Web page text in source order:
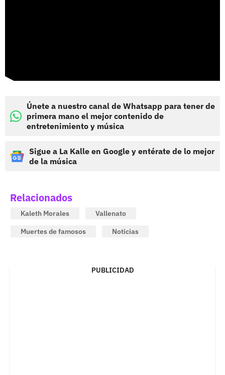
Únete a nuestro canal de Whatsapp para tener de
primera mano el mejor contenido de
entretenimiento y música
Sigue a La Kalle en Google y entérate de lo mejor
de la música
Relacionados
Kaleth Morales
Vallenato
Muertes de famosos
Noticias
PUBLICIDAD